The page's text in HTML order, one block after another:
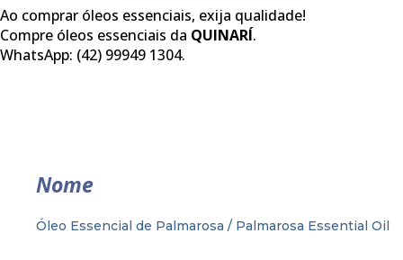
Ao comprar óleos essenciais, exija qualidade!
Compre óleos essenciais da QUINARÍ.
WhatsApp: (42) 99949 1304.
Nome
Óleo Essencial de Palmarosa / Palmarosa Essential Oil